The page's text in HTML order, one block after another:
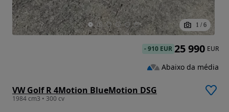
1 / 6
VW Golf R 4Motion BlueMotion DSG
1984 cm3 • 300 cv
-910 EUR 25 990 EUR
Abaixo da média